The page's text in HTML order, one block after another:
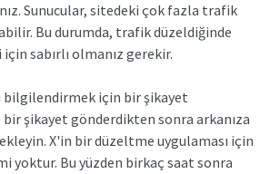
Sunucular, sitedeki çok fazla trafik
Bu durumda, trafik düzeldiğinde
sabırlı olmanız gerekir.
bilgilendirmek için bir şikayet
şikayet gönderdikten sonra arkanıza
X'in bir düzeltme uygulaması için
yoktur. Bu yüzden birkaç saat sonra